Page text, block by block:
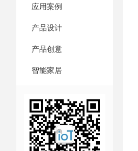
应用案例
产品设计
产品创意
智能家居